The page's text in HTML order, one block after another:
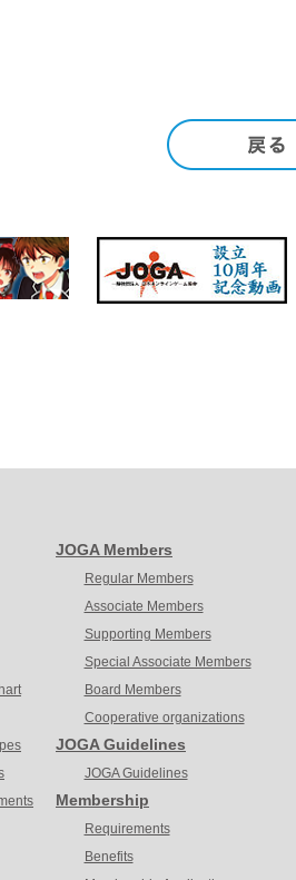
JOGA Members
Regular Members
Associate Members
Supporting Members
Special Associate Members
Board Members
Cooperative organizations
JOGA Guidelines
JOGA Guidelines
Membership
Requirements
Benefits